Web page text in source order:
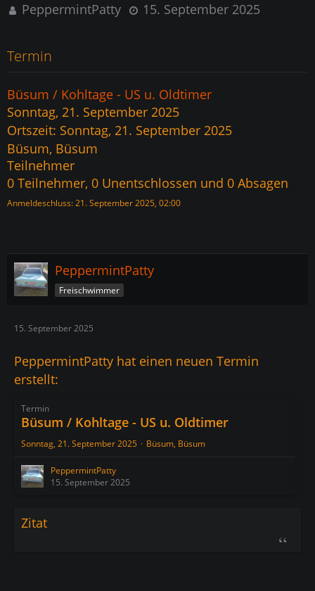
PeppermintPatty 15. September 2025
Termin
Büsum / Kohltage - US u. Oldtimer
Sonntag, 21. September 2025
Ortszeit: Sonntag, 21. September 2025
Büsum, Büsum
Teilnehmer
0 Teilnehmer, 0 Unentschlossen und 0 Absagen
Anmeldeschluss: 21. September 2025, 02:00
PeppermintPatty
Freischwimmer
15. September 2025
PeppermintPatty hat einen neuen Termin
erstellt:
Termin
Büsum / Kohltage - US u. Oldtimer
Sonntag, 21. September 2025 Büsum, Büsum
PeppermintPatty
15. September 2025
Zitat